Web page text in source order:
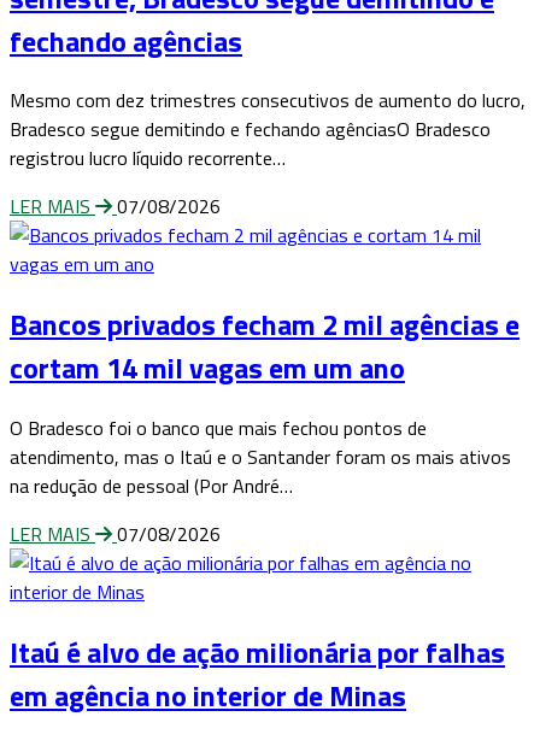
fechando agências
Mesmo com dez trimestres consecutivos de aumento do lucro,
Bradesco segue demitindo e fechando agênciasO Bradesco
registrou lucro líquido recorrente…
LER MAIS
07/08/2026
Bancos privados fecham 2 mil agências e
cortam 14 mil vagas em um ano
O Bradesco foi o banco que mais fechou pontos de
atendimento, mas o Itaú e o Santander foram os mais ativos
na redução de pessoal (Por André…
LER MAIS
07/08/2026
Itaú é alvo de ação milionária por falhas
em agência no interior de Minas